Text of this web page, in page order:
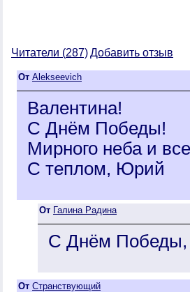
Читатели (287)Добавить отзыв
От Alekseevich
Валентина!
С Днём Победы!
Мирного неба и
С теплом, Юрий
От Галина Радина
С Днём Победы,
От Странствующий